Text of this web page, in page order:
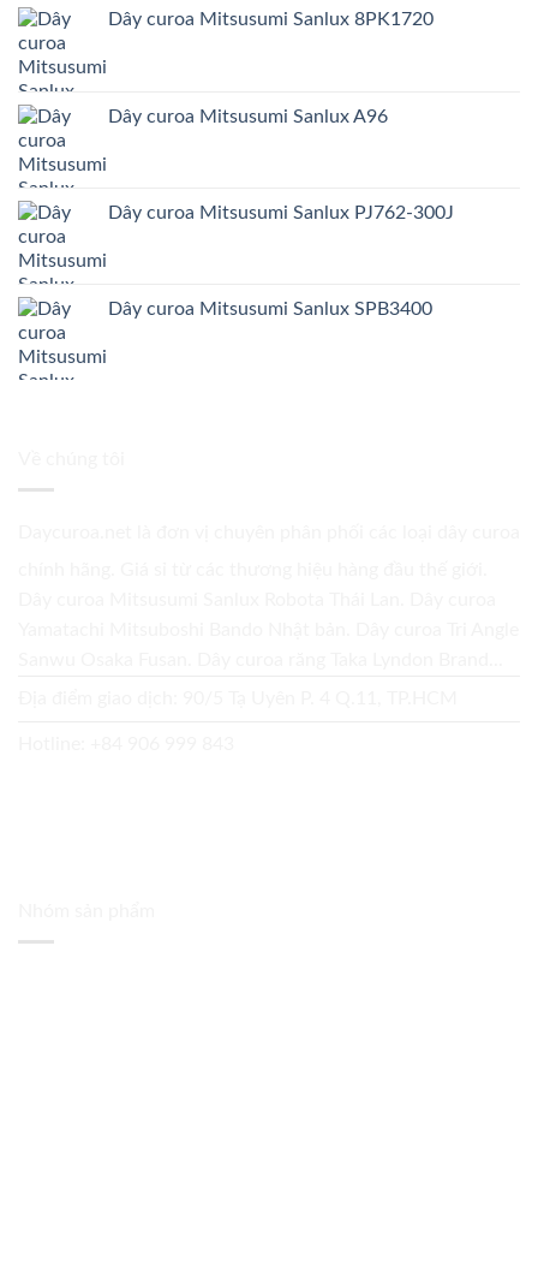
Dây curoa Mitsusumi Sanlux 8PK1720
Dây curoa Mitsusumi Sanlux A96
Dây curoa Mitsusumi Sanlux PJ762-300J
Dây curoa Mitsusumi Sanlux SPB3400